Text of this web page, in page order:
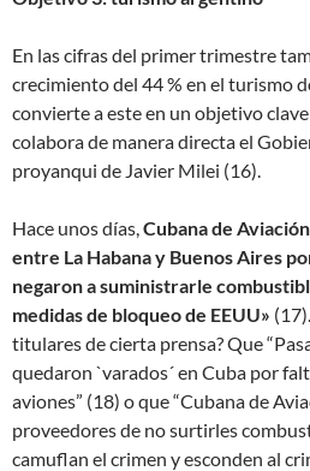
En las cifras del primer trimestre
crecimiento del 44 % en el turismo
convierte a este en un objetivo
colabora de manera directa el
proyanqui de Javier Milei (16).
Hace unos días,Cubana de
entre La Habana y Buenos Aires
negaron a suministrarle
medidas de bloqueo de EEUU»
titulares de cierta prensa? Que
quedaron `varados´ en Cuba por
aviones” (18) o que “Cubana de
proveedores de no surtirles
camuflan el crimen y esconden al